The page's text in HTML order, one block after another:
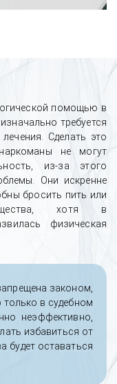
помощью в
требуется
Сделать это
не могут
из-за этого
Они искренне
бросить пить или
хотя в
физическая
законом,
в судебном
неэффективно,
избавиться от
будет оставаться